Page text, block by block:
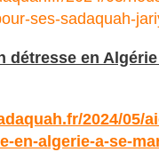
ses-sadaquah-
détresse en
2024/05/
en-algerie-a-se-